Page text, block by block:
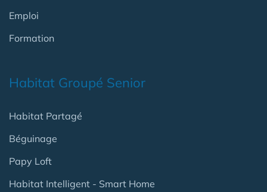
Emploi
Formation
Habitat Groupé Senior
Habitat Partagé
Béguinage
Papy Loft
Habitat Intelligent - Smart Home